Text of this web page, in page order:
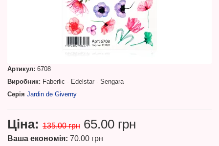
Артикул: 6708
Виробник: Faberlic - Edelstar - Sengara
Серія Jardin de Giverny
Ціна: 135.00 грн 65.00 грн
Ваша економія: 70.00 грн